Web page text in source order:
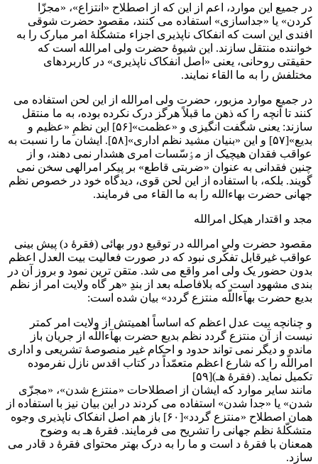
در جمیع این موارد، اعم از این که از اصطلاح «انتزاع»، «مجزّا
کردن» یا «جداسازی» استفاده می کنند، مقصود حضرت شوقی
افندی این است که انفکاک ناپذیری اجزاء متشکّلۀ امر مبارک را به
خواننده منتقل سازند. این شیوۀ حضرت ولی امرالله است که
حقیقتی روحانی، یعنی «اصل انفکاک ناپذیری» در کاربردهای
مختلفش را به ما القاء نمایند.
در جمیع موارد مزبور، حضرت ولی امرالله از این لحن استفاده می
کنند تا آنچه را که ذهن ما قبلاً هرگز درک نکرده بوده، به ما منتقل
سازند: یعنی شگفت انگیزی و «عظمت»[۵۶] این نظمِ «عظیم و
بدیع»[۵۷] و این «بنیان مشید نظم اداری»[۵۸]. ایشان ما را نسبت به
عواقب فقدان هیچیک از مٶسّسات امری هشدار نمی دهند، و از
چنین فقدانی به عنوان «ضربتی قاطع» بر پیکر امرالهی سخن نمی
گویند. بلکه، با استفاده از این لحن قوی، دیدگاه خود در خصوص نظم
جهانی حضرت بهاءالله را به ما القاء می فرمایند.
مجد و اقتدار هیکل امرالله
مقصود حضرت ولی امرالله در توقیع دور بهائی (فقرۀ د) پیش بینی
عواقب غیرقابل تفکّری نبود که در صورت فعالیت بیت العدل اعظم
بدون حضور یک ولی امر واقع می شد. متقن ترین نمود و بروز آن در
بندی مشهود است که بلافاصله بعد از بندِ «هر گاه ولایت امر از نظم
بدیع حضرت بهآءاللّه منتزع گردد» بیان شده است:
و چنانچه بیت عدل اعظم که اساساً اهمیتش از ولایت امر کمتر
نیست از آن منتزع گردد نظم بدیع حضرت بهآءاللّه از جریان باز
مانده و دیگر نمی تواند حدود و احکام غیر منصوصۀ تشریعی و اداری
امراللّه را که شارع اعظم متعمّداً در کتاب اقدس نازل نفرموده
تکمیل نماید. (فقرۀ هـ)[۵۹]
مانند سایر موارد که ایشان از اصطلاحات «منتزع شدن»، «مجزّی
شدن» یا «جدا شدن» استفاده می کردند در این بیان نیز با استفاده از
همان اصطلاح «منتزع گردد»[۶۰] باز هم اصل انفکاک ناپذیری وجوه
متشکّلۀ نظم جهانی را تشریح می فرمایند. فقرۀ هـ به وضوح
همعنان با فقرۀ د است و ما را به درک بهتر محتوای فقرۀ د قادر می
سازد.